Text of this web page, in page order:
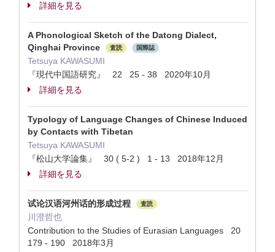
詳細を見る
A Phonological Sketch of the Datong Dialect,
Qinghai Province
査読 国際誌
Tetsuya KAWASUMI
『現代中国語研究』 22 25 - 38 2020年10月
詳細を見る
Typology of Language Changes of Chinese Induced
by Contacts with Tibetan
Tetsuya KAWASUMI
『松山大学論集』 30 ( 5-2 ) 1 - 13 2018年12月
詳細を見る
试论汉语河州话的形成过程 査読
川澄哲也
Contribution to the Studies of Eurasian Languages 20
179 - 190 2018年3月